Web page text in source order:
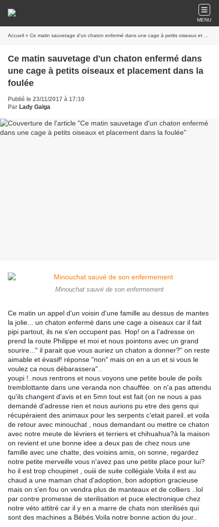
MENU
Accueil » Ce matin sauvetage d'un chaton enfermé dans une cage à petits oiseaux et placement dans la foulée
Ce matin sauvetage d'un chaton enfermé dans
une cage à petits oiseaux et placement dans la
foulée
Publié le 23/11/2017 à 17:10
Par Lady Galga
Minouchat sauvé de son enfermement
Ce matin un appel d'un voisin d'une famille au dessus de mantes
la jolie... un chaton enfermé dans une cage a oiseaux car il fait
pipi partout, ils ne s'en occupent pas. Hop! on a l'adresse on
prend la route Philippe et moi et nous pointons avec un grand
sourire..." il parait que vous auriez un chaton a donner?" on reste
aimable et évasif! réponse "non" mais on en a un et si vous le
voulez ca nous débarassera"..
youpi !..nous rentrons et nous voyons une petite boule de poils
tremblottante dans une veranda non chauffée. on n'a pas attendu
qu'ils changent d'avis et en 5mn tout est fait (on ne nous a pas
demandé d'adresse rien et nous aurions pu etre des gens qui
récupéraient des animaux pour les serpents c'etait pareil..et voila
de retour avec minouchat , nous demandant ou mettre ce chaton
avec notre meute de lévriers et terriers et chihuahua?à la maison
on revient et une bonne idee a deux pas de chez nous une
famille avec une chatte, des voisins amis, on sonne, regardez
notre petite merveille vous n'avez pas une petite place pour lui?
ho il est trop choupinet , ouiii de suite collégiale.Voila il est au
chaud a une maman chat d'adoption, bon adoption gracieuse
mais on s'en fou on vendra plus de manteaux et de colliers ..lol
par contre promesse de sterilisation et puce electronique chez
notre véto attitré car il y en a marre de chats non sterilisés qui
sont des machines a Bébés.Voila notre bonne action du jour..